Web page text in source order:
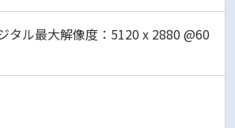
タル最大解像度：5120 x 2880 @60